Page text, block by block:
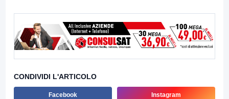
CONDIVIDI L'ARTICOLO
Facebook Instagram